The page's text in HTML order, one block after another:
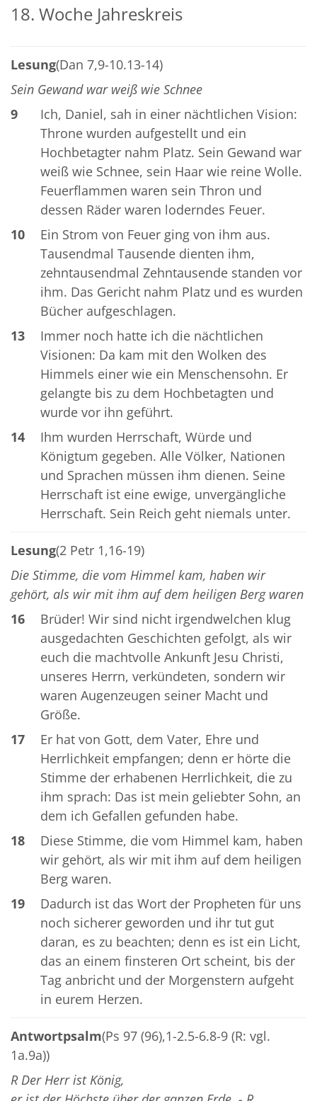
18. Woche Jahreskreis
Lesung(Dan 7,9-10.13-14)
Sein Gewand war weiß wie Schnee
9
Ich, Daniel, sah in einer nächtlichen Vision:
Throne wurden aufgestellt und ein
Hochbetagter nahm Platz. Sein Gewand war
weiß wie Schnee, sein Haar wie reine Wolle.
Feuerflammen waren sein Thron und
dessen Räder waren loderndes Feuer.
10
Ein Strom von Feuer ging von ihm aus.
Tausendmal Tausende dienten ihm,
zehntausendmal Zehntausende standen vor
ihm. Das Gericht nahm Platz und es wurden
Bücher aufgeschlagen.
13
Immer noch hatte ich die nächtlichen
Visionen: Da kam mit den Wolken des
Himmels einer wie ein Menschensohn. Er
gelangte bis zu dem Hochbetagten und
wurde vor ihn geführt.
14
Ihm wurden Herrschaft, Würde und
Königtum gegeben. Alle Völker, Nationen
und Sprachen müssen ihm dienen. Seine
Herrschaft ist eine ewige, unvergängliche
Herrschaft. Sein Reich geht niemals unter.
Lesung(2 Petr 1,16-19)
Die Stimme, die vom Himmel kam, haben wir
gehört, als wir mit ihm auf dem heiligen Berg waren
16
Brüder! Wir sind nicht irgendwelchen klug
ausgedachten Geschichten gefolgt, als wir
euch die machtvolle Ankunft Jesu Christi,
unseres Herrn, verkündeten, sondern wir
waren Augenzeugen seiner Macht und
Größe.
17
Er hat von Gott, dem Vater, Ehre und
Herrlichkeit empfangen; denn er hörte die
Stimme der erhabenen Herrlichkeit, die zu
ihm sprach: Das ist mein geliebter Sohn, an
dem ich Gefallen gefunden habe.
18
Diese Stimme, die vom Himmel kam, haben
wir gehört, als wir mit ihm auf dem heiligen
Berg waren.
19
Dadurch ist das Wort der Propheten für uns
noch sicherer geworden und ihr tut gut
daran, es zu beachten; denn es ist ein Licht,
das an einem finsteren Ort scheint, bis der
Tag anbricht und der Morgenstern aufgeht
in eurem Herzen.
Antwortpsalm(Ps 97 (96),1-2.5-6.8-9 (R: vgl.
1a.9a))
R Der Herr ist König,